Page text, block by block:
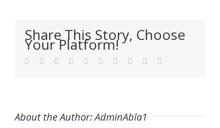
Share This Story, Choose
Your Platform!
Facebook
TwitterLinkedIn
Reddit WhatsApp
TumblrPinterest Xing
About the Author:AdminAbla1